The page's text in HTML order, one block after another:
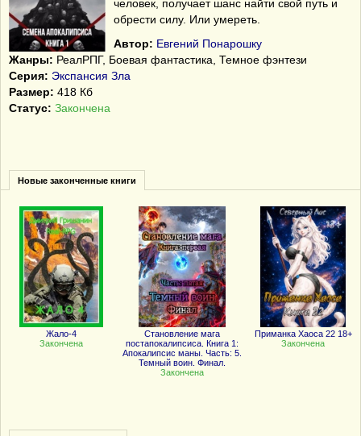
человек, получает шанс найти свой путь и
обрести силу. Или умереть.
Автор: Евгений Понарошку
Жанры: РеалРПГ, Боевая фантастика, Темное фэнтези
Серия: Экспансия Зла
Размер: 418 Кб
Статус: Закончена
Новые законченные книги
Жало-4
Закончена
Становление мага
постапокалипсиса. Книга 1:
Апокалипсис маны. Часть: 5.
Темный воин. Финал.
Закончена
Приманка Хаоса 22 18+
Закончена